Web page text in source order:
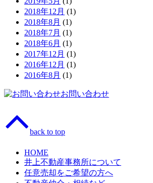
2018年12月 (1)
2018年8月 (1)
2018年7月 (1)
2018年6月 (1)
2017年12月 (1)
2016年12月 (1)
2016年8月 (1)
お問い合わせ
back to top
HOME
井上不動産事務所について
任意売却をご希望の方へ